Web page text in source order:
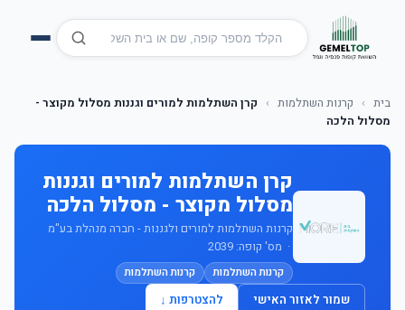
בית › קרנות השתלמות ›
קרן השתלמות למורים וגננות מסלול מקוצר -
מסלול הלכה
קרן השתלמות למורים וגננות
מסלול מקוצר - מסלול הלכה
קרנות השתלמות למורים ולגננות - חברה מנהלת בע"מ
· מס' קופה: 2039
קרנות השתלמות קרנות השתלמות
שמור לאזור האישי להצטרפות ↓